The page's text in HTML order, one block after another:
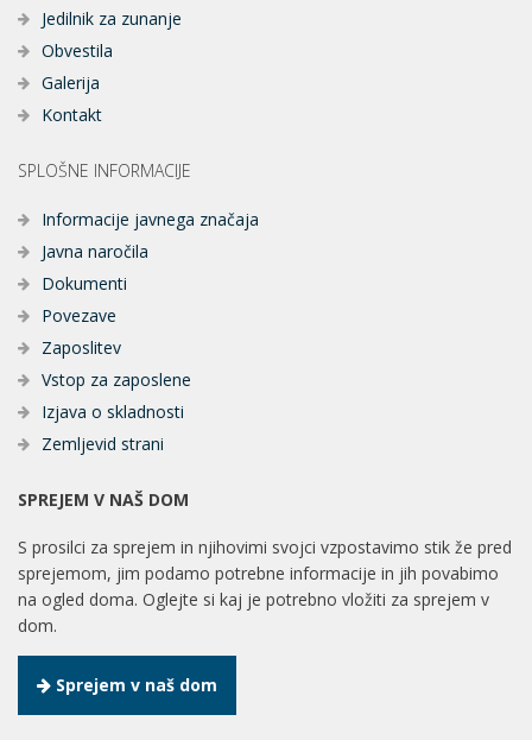
Jedilnik za zunanje
Obvestila
Galerija
Kontakt
SPLOŠNE INFORMACIJE
Informacije javnega značaja
Javna naročila
Dokumenti
Povezave
Zaposlitev
Vstop za zaposlene
Izjava o skladnosti
Zemljevid strani
SPREJEM V NAŠ DOM
S prosilci za sprejem in njihovimi svojci vzpostavimo stik že pred
sprejemom, jim podamo potrebne informacije in jih povabimo
na ogled doma. Oglejte si kaj je potrebno vložiti za sprejem v
dom.
Sprejem v naš dom